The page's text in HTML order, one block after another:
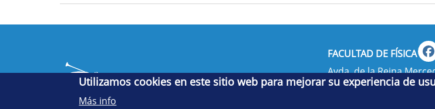
FACULTAD DE FÍSICA
Avda. de la Reina
Utilizamos cookies en este sitio web para mejorar su experiencia de
Más info